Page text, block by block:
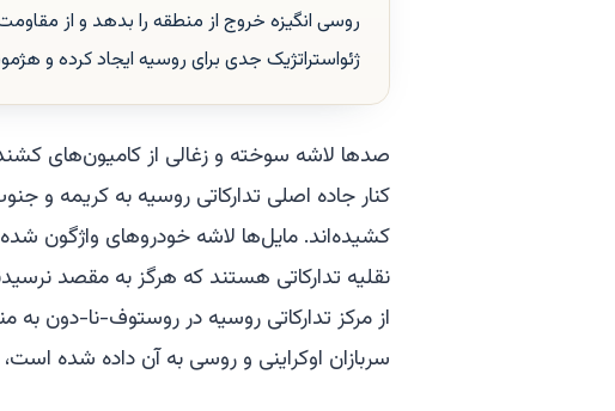
روسی انگیزه خروج از منطقه را بدهد و از
ژئواستراتژیک جدی برای روسیه ایجاد کرده و
صدها لاشه سوخته و زغالی از کامیون‌های
کنار جاده اصلی تدارکاتی روسیه به کریمه و
کشیده‌اند. مایل‌ها لاشه خودروهای واژگون
از مرکز تدارکاتی روسیه در روستوف-نا-دون
سربازان اوکراینی و روسی به آن داده شده